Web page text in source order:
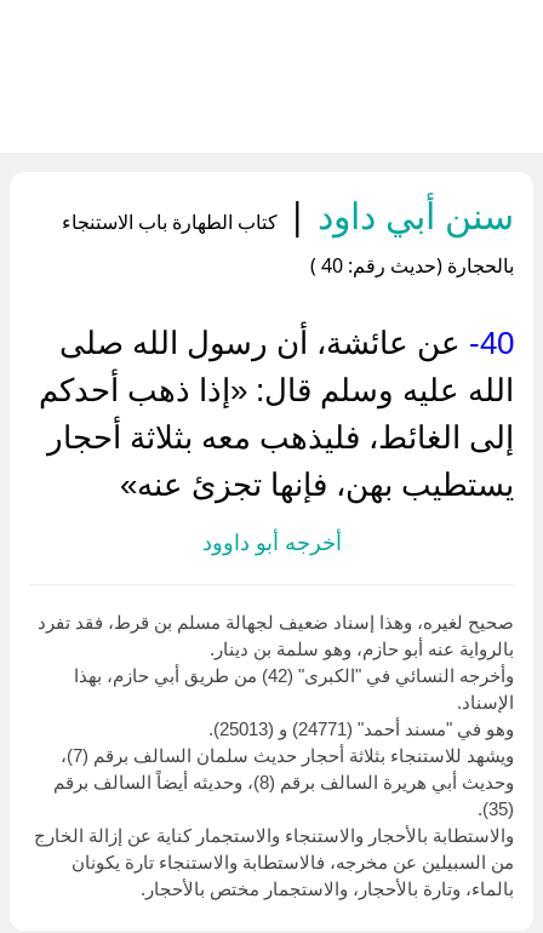
سنن أبي داود |
كتاب الطهارة باب الاستنجاء
بالحجارة (حديث رقم: 40 )
40-
عن عائشة، أن رسول الله صلى
الله عليه وسلم قال: «إذا ذهب أحدكم
إلى الغائط، فليذهب معه بثلاثة أحجار
يستطيب بهن، فإنها تجزئ عنه»
أخرجه أبو داوود
صحيح لغيره، وهذا إسناد ضعيف لجهالة مسلم بن قرط، فقد تفرد
بالرواية عنه أبو حازم، وهو سلمة بن دينار.
وأخرجه النسائي في "الكبرى" (42) من طريق أبي حازم، بهذا
الإسناد.
وهو في "مسند أحمد" (24771) و (25013).
ويشهد للاستنجاء بثلاثة أحجار حديث سلمان السالف برقم (7)،
وحديث أبي هريرة السالف برقم (8)، وحديثه أيضاً السالف برقم
(35).
والاستطابة بالأحجار والاستنجاء والاستجمار كناية عن إزالة الخارج
من السبيلين عن مخرجه، فالاستطابة والاستنجاء تارة يكونان
بالماء، وتارة بالأحجار، والاستجمار مختص بالأحجار.